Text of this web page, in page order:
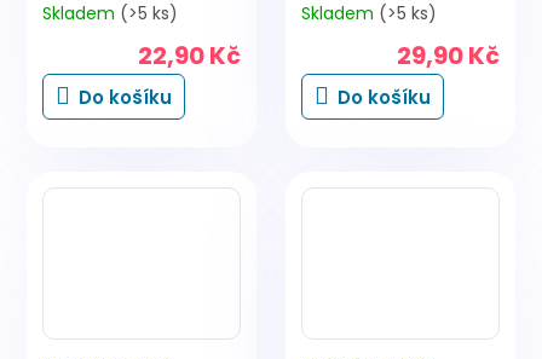
Skladem (>5 ks)
22,90 Kč
Do košíku
Skladem (>5 ks)
29,90 Kč
Do košíku